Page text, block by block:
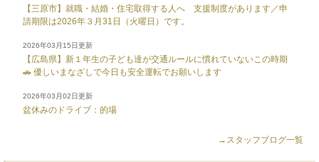
【三原市】就職・結婚・住宅取得する人へ 支援制度があります／申
請期限は2026年３月31日（火曜日）です。
2026年03月15日更新
【広島県】新１年生の子ども達が交通ルールに慣れていないこの時期
🚗 優しいまなざしで今日も安全運転でお願いします
2026年03月02日更新
盆休みのドライブ：的場
→スタッフブログ一覧